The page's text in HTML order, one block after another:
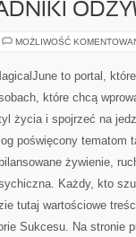
MOŻLIWOŚĆ
to portal,
które chcą
życia i spojrzeć na
poświęcony tematom
żywienie,
Każdy, kto
tutaj wartościowe
Sukcesu. Na stronie